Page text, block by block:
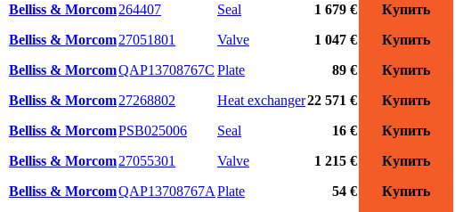
Belliss & Morcom264407 Seal 1 679 €
Купить
Belliss & Morcom27051801 Valve 1 047 €
Купить
Belliss & MorcomQAP13708767C Plate 89 €
Купить
Belliss & Morcom27268802 Heat exchanger22 571 €
Купить
Belliss & MorcomPSB025006 Seal 16 €
Купить
Belliss & Morcom27055301 Valve 1 215 €
Купить
Belliss & MorcomQAP13708767A Plate 54 €
Купить